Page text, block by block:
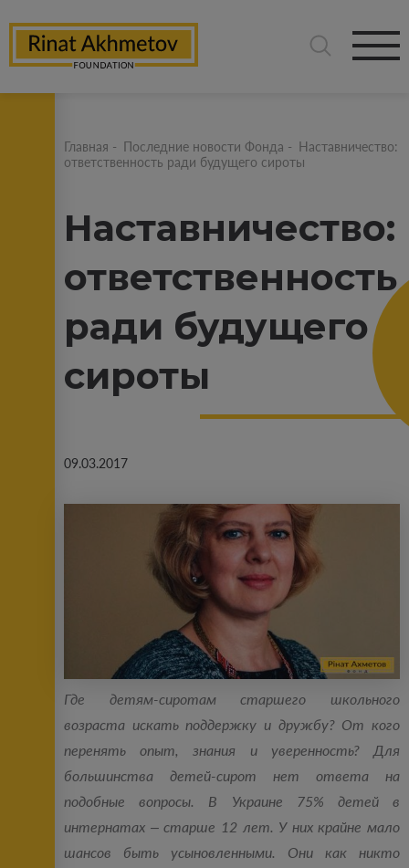
Главная - Последние новости Фонда - Наставничество:
ответственность ради будущего сироты
Наставничество:
ответственность
ради будущего
сироты
09.03.2017
Где детям-сиротам старшего школьного
возраста искать поддержку и дружбу? От кого
перенять опыт, знания и уверенность? Для
большинства детей-сирот нет ответа на
подобные вопросы. В Украине 75% детей в
интернатах – старше 12 лет. У них крайне мало
шансов быть усыновленными. Они как никто